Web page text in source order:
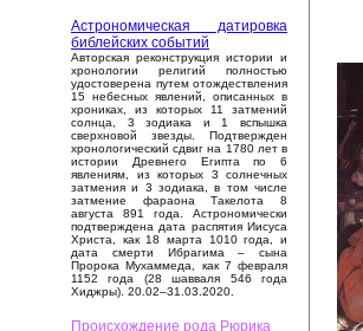
Астрономическая датировка
библейских событий
Авторская реконструкция истории и
хронологии религий полностью
удостоверена путем отождествления
15 небесных явлений, описанных в
хрониках, из которых 11 затмений
солнца, 3 зодиака и 1 вспышка
сверхновой звезды. Подтвержден
хронологический сдвиг на 1780 лет в
истории Древнего Египта по 6
явлениям, из которых 3 солнечных
затмения и 3 зодиака, в том числе
затмение фараона Такелота 8
августа 891 года. Астрономически
подтверждена дата распятия Иисуса
Христа, как 18 марта 1010 года, и
дата смерти Ибрагима – сына
Пророка Мухаммеда, как 7 февраля
1152 года (28 шавваля 546 года
Хиджры). 20.02–31.03.2020.
Происхождение рода Рюрика